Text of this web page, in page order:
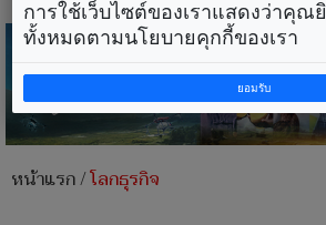
หน้าแรก/โลกธุรกิจ
การใช้เว็บไซต์ของเราแสดงว่าคุ
ทั้งหมดตามนโยบายคุกกี้ของเรา
ยอมรับ